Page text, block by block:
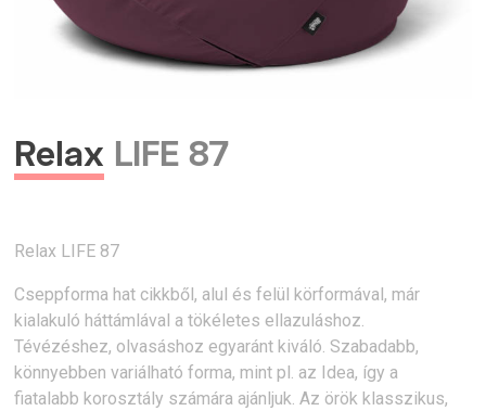
Relax LIFE 87
Relax LIFE 87
Cseppforma hat cikkből, alul és felül körformával, már
kialakuló háttámlával a tökéletes ellazuláshoz.
Tévézéshez, olvasáshoz egyaránt kiváló. Szabadabb,
könnyebben variálható forma, mint pl. az Idea, így a
fiatalabb korosztály számára ajánljuk. Az örök klasszikus,